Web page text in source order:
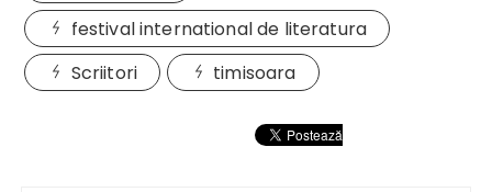
festival international de literatura
Scriitori
timisoara